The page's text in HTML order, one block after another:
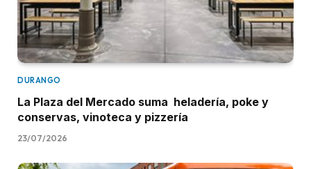
DURANGO
La Plaza del Mercado suma heladería, poke y
conservas, vinoteca y pizzería
23/07/2026